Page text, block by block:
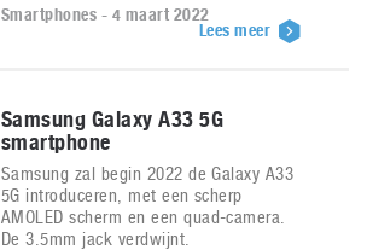
Smartphones - 4 maart 2022
Lees meer
Samsung Galaxy A33 5G
smartphone
Samsung zal begin 2022 de Galaxy A33
5G introduceren, met een scherp
AMOLED scherm en een quad-camera.
De 3.5mm jack verdwijnt.